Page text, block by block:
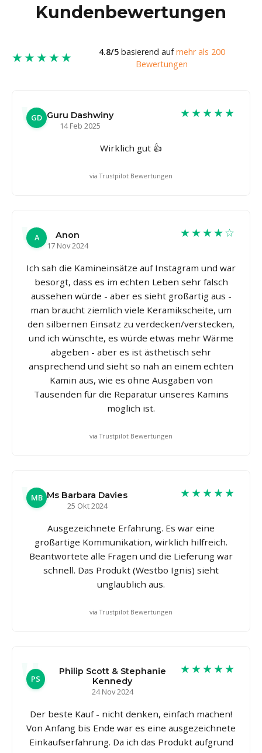
Kundenbewertungen
★★★★★ 4.8/5basierend aufmehr als 200
Bewertungen
GD Guru Dashwiny
14 Feb 2025
★★★★★
Wirklich gut 👍
via Trustpilot Bewertungen
A
Anon
17 Nov 2024
★★★★☆
Ich sah die Kamineinsätze auf Instagram und war
besorgt, dass es im echten Leben sehr falsch
aussehen würde - aber es sieht großartig aus -
man braucht ziemlich viele Keramikscheite, um
den silbernen Einsatz zu verdecken/verstecken,
und ich wünschte, es würde etwas mehr Wärme
abgeben - aber es ist ästhetisch sehr
ansprechend und sieht so nah an einem echten
Kamin aus, wie es ohne Ausgaben von
Tausenden für die Reparatur unseres Kamins
möglich ist.
via Trustpilot Bewertungen
MB Ms Barbara Davies
25 Okt 2024
★★★★★
Ausgezeichnete Erfahrung. Es war eine
großartige Kommunikation, wirklich hilfreich.
Beantwortete alle Fragen und die Lieferung war
schnell. Das Produkt (Westbo Ignis) sieht
unglaublich aus.
via Trustpilot Bewertungen
PS
Philip Scott & Stephanie
Kennedy
24 Nov 2024
★★★★★
Der beste Kauf - nicht denken, einfach machen!
Von Anfang bis Ende war es eine ausgezeichnete
Einkaufserfahrung. Da ich das Produkt aufgrund